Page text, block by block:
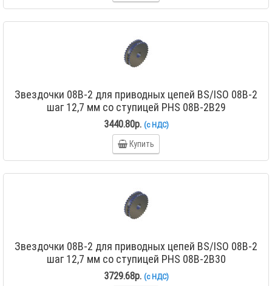
Звездочки 08B-2 для приводных цепей BS/ISO 08B-2
шаг 12,7 мм со ступицей PHS 08B-2B29
3440.80р. (с НДС)
Купить
Звездочки 08B-2 для приводных цепей BS/ISO 08B-2
шаг 12,7 мм со ступицей PHS 08B-2B30
3729.68р. (с НДС)